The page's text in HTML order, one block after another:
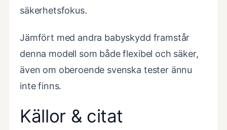
säkerhetsfokus.
Jämfört med andra babyskydd framstår
denna modell som både flexibel och säker,
även om oberoende svenska tester ännu
inte finns.
Källor & citat